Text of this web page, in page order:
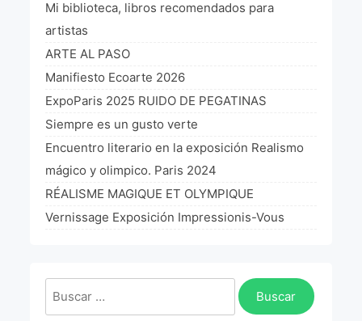
Exposición París 2021 “Traverser ton miroir” «A
través de tu espejo»
La Formule de l’art París 2020
L’art Colombien à Paris 2019
L’art Latino-américain à Paris 2019
Reflecting Source. NY 2019
«Sincronías con sentido» Bogotá Colombia 2019
«Huellas trashumantes» New York 2018
La Fórmula Científica Del Arte
Mi biblioteca, libros recomendados para
artistas
ARTE AL PASO
Manifiesto Ecoarte 2026
ExpoParis 2025 RUIDO DE PEGATINAS
Siempre es un gusto verte
Encuentro literario en la exposición Realismo
mágico y olimpico. Paris 2024
RÉALISME MAGIQUE ET OLYMPIQUE
Vernissage Exposición Impressionis-Vous
Buscar: